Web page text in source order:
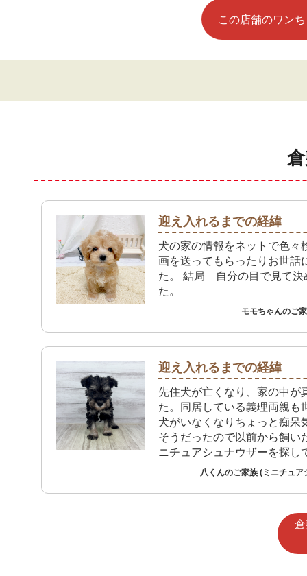
この店舗のワン
迎え入れるまでの経緯
犬の家の情報をネットで色々
画を送ってもらったりお世話
た。 結局 自分の目で見て決
た。
モモちゃんのご
迎え入れるまでの経緯
先住犬が亡くなり、家の中が
た。同居している義理両親も
犬がいなくなりちょっと痴呆
そうだったので以前から飼い
ニチュアシュナウザーを探し
八くんのご家族 (ミニチュア